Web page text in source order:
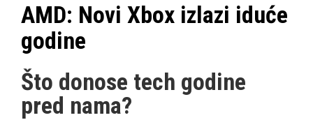
AMD: Novi Xbox izlazi iduće
godine
Što donose tech godine
pred nama?